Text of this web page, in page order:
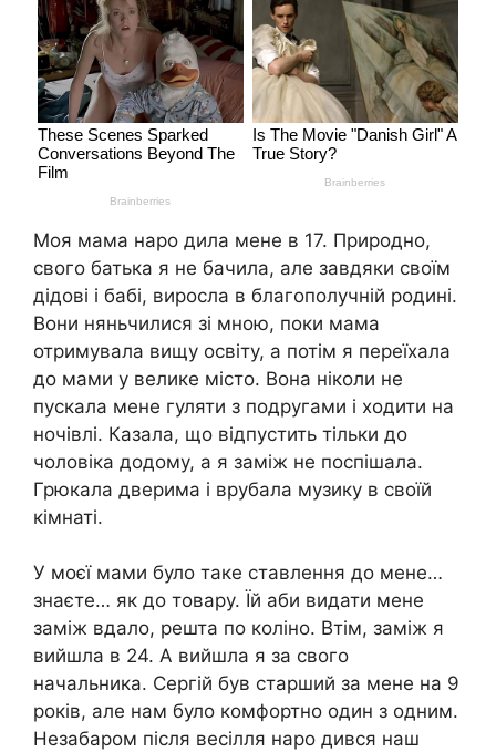
Моя мама наро дила мене в 17. Природно,
свого батька я не бачила, але завдяки своїм
дідові і бабі, виросла в благополучній родині.
Вони няньчилися зі мною, поки мама
отримувала вищу освіту, а потім я переїхала
до мами у велике місто. Вона ніколи не
пускала мене гуляти з подругами і ходити на
ночівлі. Казала, що відпустить тільки до
чоловіка додому, а я заміж не поспішала.
Грюкала дверима і врубала музику в своїй
кімнаті.
У моєї мами було таке ставлення до мене…
знаєте… як до товару. Їй аби видати мене
заміж вдало, решта по коліно. Втім, заміж я
вийшла в 24. А вийшла я за свого
начальника. Сергій був старший за мене на 9
років, але нам було комфортно один з одним.
Незабаром після весілля наро дився наш